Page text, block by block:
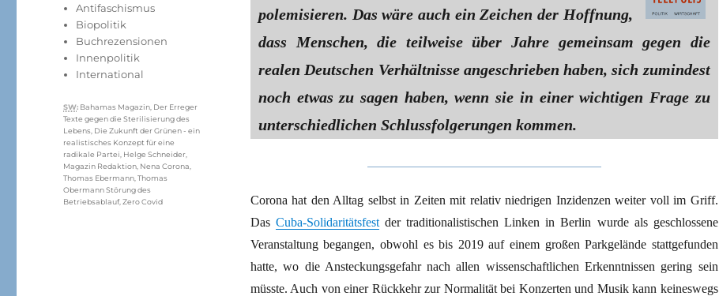
polemisieren. Das wäre auch ein Zeichen der Hoffnung,
dass Menschen, die teilweise über Jahre gemeinsam gegen die
realen Deutschen Verhältnisse angeschrieben haben, sich zumindest
noch etwas zu sagen haben, wenn sie in einer wichtigen Frage zu
unterschiedlichen Schlussfolgerungen kommen.
Corona hat den Alltag selbst in Zeiten mit relativ niedrigen Inzidenzen weiter voll im Griff.
Das Cuba-Solidaritätsfest der traditionalistischen Linken in Berlin wurde als geschlossene
Veranstaltung begangen, obwohl es bis 2019 auf einem großen Parkgelände stattgefunden
hatte, wo die Ansteckungsgefahr nach allen wissenschaftlichen Erkenntnissen gering sein
müsste. Auch von einer Rückkehr zur Normalität bei Konzerten und Musik kann keineswegs
Kategorien
Antifaschismus
Biopolitik
Buchrezensionen
Innenpolitik
International
Schlagwörter
SW: Bahamas Magazin Der Erreger
Texte gegen die Sterilisierung des
Lebens Die Zukunft der Grünen - ein
realistisches Konzept für eine
radikale Partei Helge Schneider
Magazin Redaktion Nena Corona
Thomas Ebermann ,Thomas
Obermann Störung des
Betriebsablauf,Zero Covid